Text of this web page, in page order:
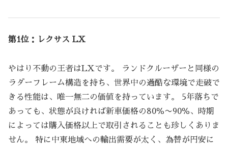
第1位：レクサス LX
やはり不動の王者はLXです。 ランドクルーザーと同様の
ラダーフレーム構造を持ち、世界中の過酷な環境で走破で
きる性能は、唯一無二の価値を持っています。 5年落ちで
あっても、状態が良ければ新車価格の80％〜90％、時期
によっては購入価格以上で取引されることも珍しくありま
せん。 特に中東地域への輸出需要が太く、為替が円安に